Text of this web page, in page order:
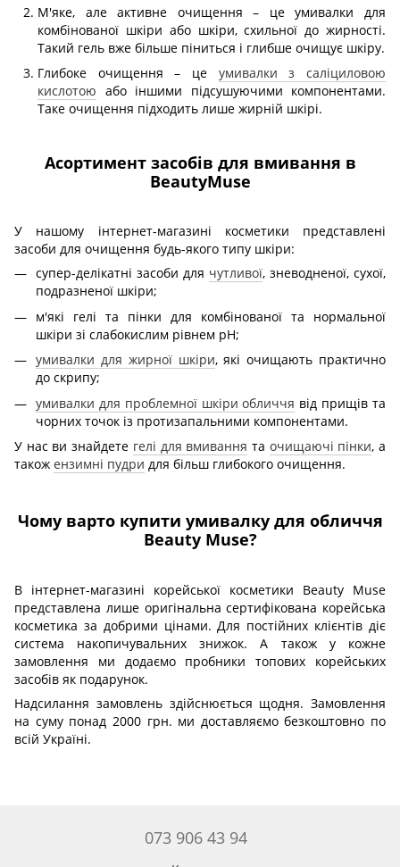
М'яке, але активне очищення – це умивалки для
комбінованої шкіри або шкіри, схильної до жирності.
Такий гель вже більше піниться і глибше очищує шкіру.
Глибоке очищення – це умивалки з саліциловою
кислотою або іншими підсушуючими компонентами.
Таке очищення підходить лише жирній шкірі.
Асортимент засобів для вмивання в
BeautyMuse
У нашому інтернет-магазині косметики представлені
засоби для очищення будь-якого типу шкіри:
супер-делікатні засоби для чутливої, зневодненої, сухої,
подразненої шкіри;
м'які гелі та пінки для комбінованої та нормальної
шкіри зі слабокислим рівнем pH;
умивалки для жирної шкіри, які очищають практично
до скрипу;
умивалки для проблемної шкіри обличчя від прищів та
чорних точок із протизапальними компонентами.
У нас ви знайдете гелі для вмивання та очищаючі пінки, а
також ензимні пудри для більш глибокого очищення.
Чому варто купити умивалку для обличчя
Beauty Muse?
В інтернет-магазині корейської косметики Beauty Muse
представлена ​​лише оригінальна сертифікована корейська
косметика за добрими цінами. Для постійних клієнтів діє
система накопичувальних знижок. А також у кожне
замовлення ми додаємо пробники топових корейських
засобів як подарунок.
Надсилання замовлень здійснюється щодня. Замовлення
на суму понад 2000 грн. ми доставляємо безкоштовно по
всій Україні.
073 906 43 94